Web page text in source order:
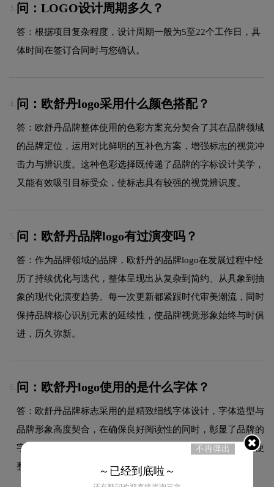
3. 问：LOGO设计周期多久？
答：根据项目复杂程度，设计周期一般为5至22个工作日，具
体时间在签订合同时与您确认。
4. 问：欧舒丹logo采用什么颜色搭配？
答：欧舒丹品牌整体使用的色彩方案充分契合了其在品牌领域
的品牌定位，运用对比鲜明的互补色方案，增强标志的视觉冲
击力与辨识度。这种色彩选择既传递了品牌的字标设计美学，
又能有效吸引目标受众，使标志具有较强的视觉辨识度。
5. 问：欧舒丹品牌logo有过演变吗？
答：作为品牌领域的品牌，欧舒丹的品牌logo在发展过程中经
历了持续优化与迭代，整体呈现出从复杂到简约、从具象到抽
象的现代化演变趋势。每一次更新都紧跟时代审美潮流，同时
保持品牌核心识别元素的延续性，使品牌视觉形象始终与时俱
进，历久弥新。
6. 问：欧舒丹logo使用的是什么字体？
答：欧舒丹品牌标志采用的是精致细线字体设计，字体造型与
品牌形象高度契合，在确保良好阅读性的同时，彰显了品牌的
字标设计风格。字体的结构、粗细及间距都经过精心考量，使
整体标志在不同尺寸和场景下均能保持一致的品牌调性。
不再弹出
～已经到底啦～